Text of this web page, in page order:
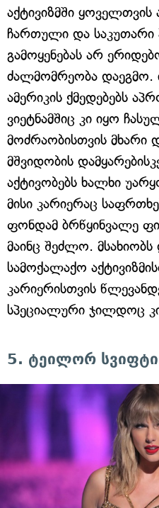
აქტივიზმში
ჩართული და
გამოყენებას არ
ძალმომრეობა დაეგმო.
ამერიკის ქმედებებს
ვიეტნამშიც კი იყო
მოძრაობისთვის მხარი
მშვიდობის
აქტივობებს ხალხი
მისი კარიერაც
ფონდამ ბრწყინვალე
მაინც შეძლო.
სამოქალაქო
კარიერისთვის
სპეციალური ჯილდოც
5. ტეილორ სვიფტი